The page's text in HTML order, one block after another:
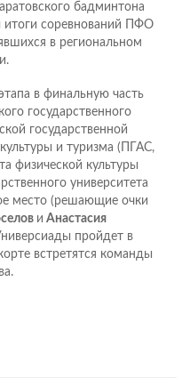
бадминтона
итоги соревнований ПФО
в региональном
в финальную часть
государственного
государственной
и туризма (ПГАС,
физической культуры
университета
место (решающие очки
и Анастасия
пройдет в
встретятся команды